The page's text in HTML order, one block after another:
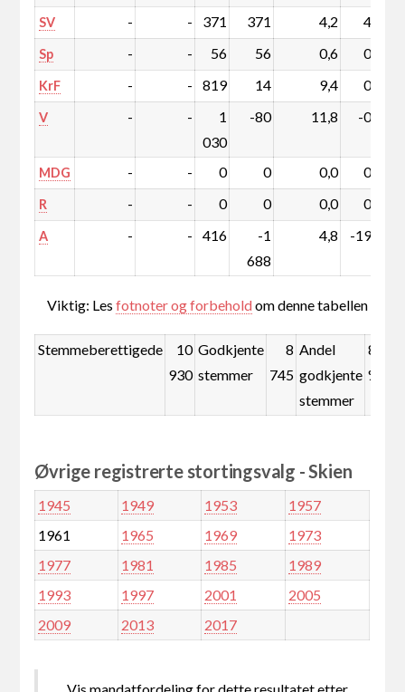
SV - - 371 371 4,2 4,2
Sp - - 56 56 0,6 0,6
KrF - - 819 14 9,4 0,2
V - -
1
030
-80 11,8 -0,8
MDG - - 0 0 0,0 0,0
R - - 0 0 0,0 0,0
A - - 416
-1
688
4,8 -19,2
Viktig: Lesfotnoter og forbeholdom denne tabellen
Stemmeberettigede
10
930
Godkjente
stemmer
8
745
Andel
godkjente
stemmer
80,0
%
Øvrige registrerte stortingsvalg - Skien
1945 1949 1953
1957
1961
1965 1969
1973
1977
1981 1985
1989
1993
1997 2001
2005
2009
2013 2017